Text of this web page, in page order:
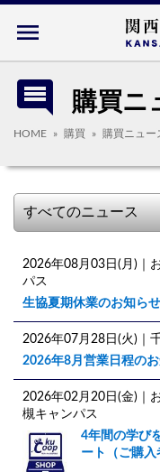
menu
comment 購買ニ
HOME 購買 購買ニュー
2026年08月03日(月) ｜
パス
生協夏期休業のお知らせ
2026年07月28日(火) ｜
2026年8月営業日程の
2026年02月20日(金) ｜
槻キャンパス
4年間の学び
ート（ご購入